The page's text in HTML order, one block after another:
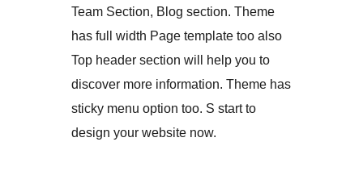
Team Section, Blog section. Theme
has full width Page template too also
Top header section will help you to
discover more information. Theme has
sticky menu option too. S start to
design your website now.